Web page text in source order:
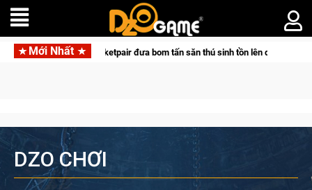
Mới Nhất
cùng Pocketpair đưa bom tấn săn thú sinh tồn lên di động với tên gọi
DZO CHƠI